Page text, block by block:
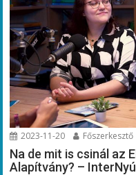
2023-11-20 Főszerkesztő
Na de mit is csinál az
Alapítvány? –